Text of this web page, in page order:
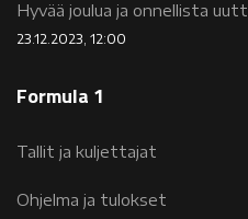
Hyvää joulua ja onnellista
23.12.2023, 12:00
Formula 1
Tallit ja kuljettajat
Ohjelma ja tulokset